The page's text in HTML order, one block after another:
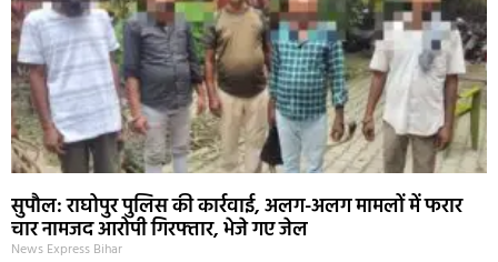
सुपौल: राघोपुर पुलिस की कार्रवाई, अलग-अलग मामलों में फरार
चार नामजद आरोपी गिरफ्तार, भेजे गए जेल
News Express Bihar